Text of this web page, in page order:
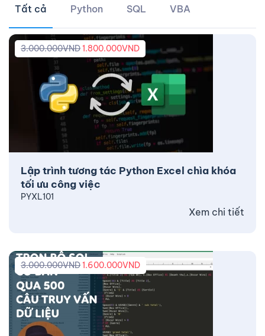
Tất cả Python SQL VBA
Lập trình tương tác Python Excel chìa khóa
tối ưu công việc
3.000.000VND1.800.000VND
PYXL101
Xem chi tiết
3.000.000VND1.600.000VND